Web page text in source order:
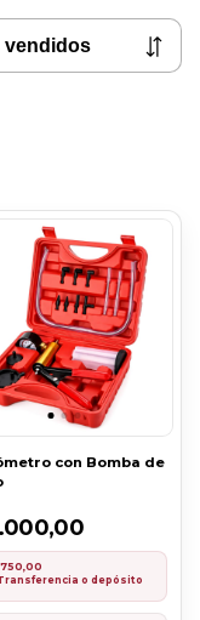
con Bomba de
o depósito